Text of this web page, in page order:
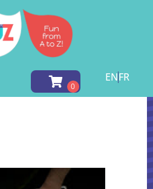
ENFR
Salle de Jeu / Arcade
JEU